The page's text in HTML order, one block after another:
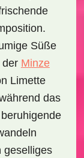
Süße
der Minze
Limette
das
geselliges